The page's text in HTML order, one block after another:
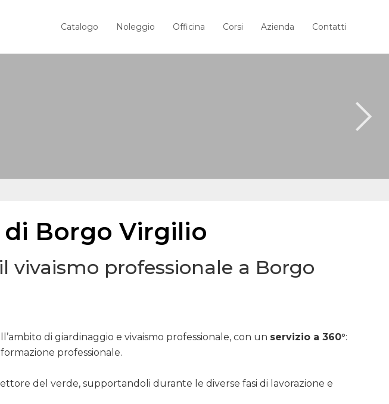
Catalogo Noleggio Officina Corsi Azienda Contatti
Borgo Virgilio
vivaismo professionale a Borgo
di giardinaggio e vivaismo professionale, con un servizio a 360°:
professionale.
del verde, supportandoli durante le diverse fasi di lavorazione e